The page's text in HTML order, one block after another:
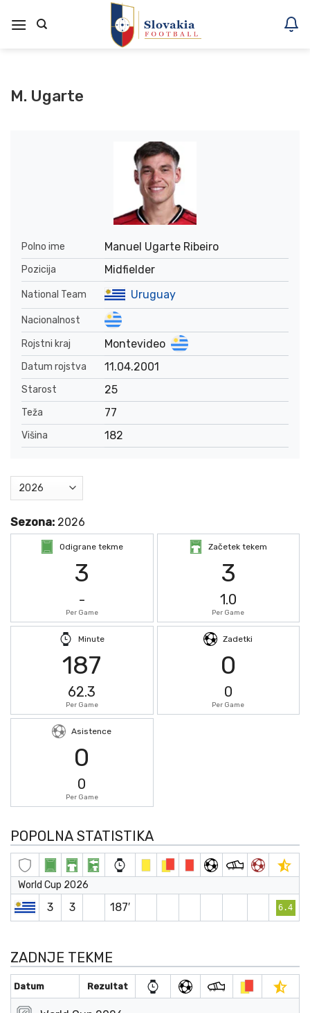
na
M. Ugarte
Polno ime Manuel Ugarte Ribeiro
Pozicija Midfielder
National Team Uruguay
Nacionalnost
Rojstni kraj
Montevideo
Datum rojstva 11.04.2001
Starost 25
Teža 77
Višina 182
Sezona: 2026
Odigrane tekme
3
-
Per Game
Začetek tekem
3
1.0
Per Game
Minute
187
62.3
Per Game
Zadetki
0
0
Per Game
Asistence
0
0
Per Game
POPOLNA STATISTIKA
World Cup 2026
3 3 187′ 6.4
ZADNJE TEKME
Datum Rezultat